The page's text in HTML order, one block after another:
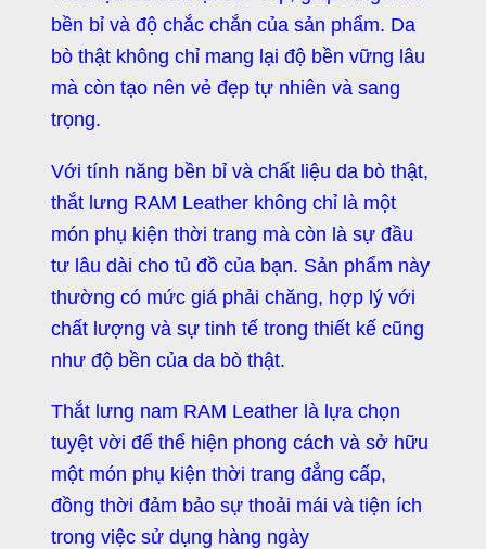
bền bỉ và độ chắc chắn của sản phẩm. Da
bò thật không chỉ mang lại độ bền vững lâu
mà còn tạo nên vẻ đẹp tự nhiên và sang
trọng.
Với tính năng bền bỉ và chất liệu da bò thật,
thắt lưng RAM Leather không chỉ là một
món phụ kiện thời trang mà còn là sự đầu
tư lâu dài cho tủ đồ của bạn. Sản phẩm này
thường có mức giá phải chăng, hợp lý với
chất lượng và sự tinh tế trong thiết kế cũng
như độ bền của da bò thật.
Thắt lưng nam RAM Leather là lựa chọn
tuyệt vời để thể hiện phong cách và sở hữu
một món phụ kiện thời trang đẳng cấp,
đồng thời đảm bảo sự thoải mái và tiện ích
trong việc sử dụng hàng ngày